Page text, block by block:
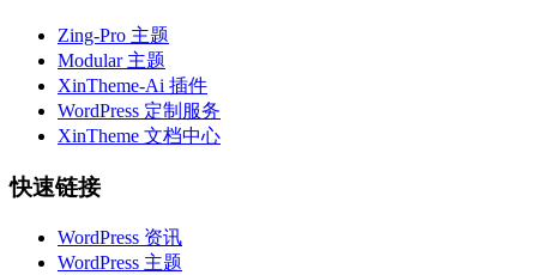
Zing-Pro 主题
Modular 主题
XinTheme-Ai 插件
WordPress 定制服务
XinTheme 文档中心
快速链接
WordPress 资讯
WordPress 主题